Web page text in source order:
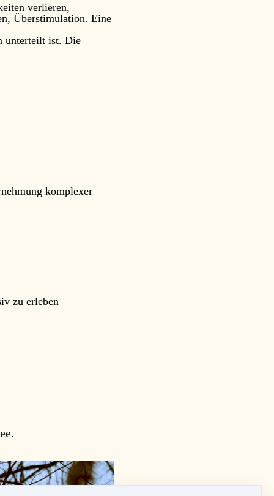
verlieren,
Überstimulation. Eine
unterteilt ist. Die
komplexer
zu erleben